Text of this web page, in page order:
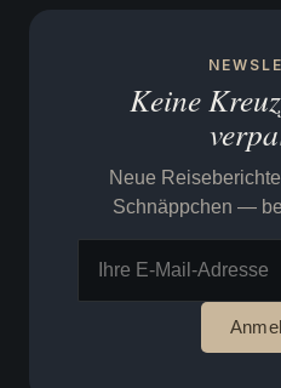
Keine
Neue
Schnäppchen —